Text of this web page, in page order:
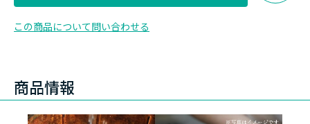
この商品について問い合わせる
商品情報